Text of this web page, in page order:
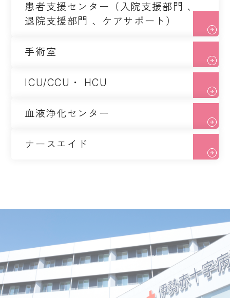
患者支援センター（入院支援部門 、
退院支援部門 、ケアサポート）
手術室
ICU/CCU・ HCU
血液浄化センター
ナースエイド